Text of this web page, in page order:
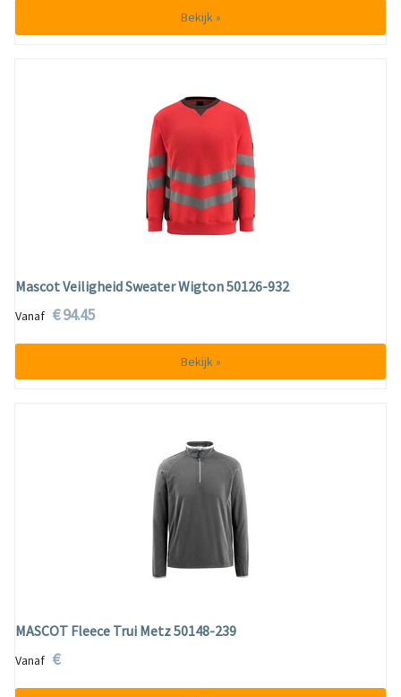
Bekijk »
Mascot Veiligheid Sweater Wigton 50126-932
Vanaf € 94.45
Bekijk »
MASCOT Fleece Trui Metz 50148-239
Vanaf €